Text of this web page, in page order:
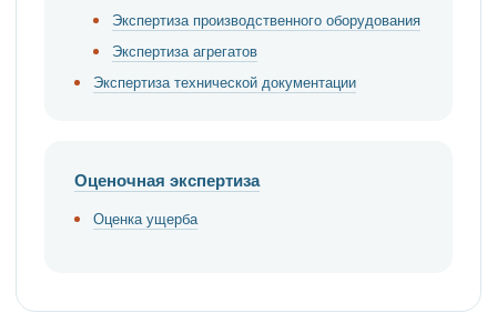
Экспертиза производственного оборудования
Экспертиза агрегатов
Экспертиза технической документации
Оценочная экспертиза
Оценка ущерба